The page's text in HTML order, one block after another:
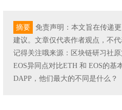
摘要
免责声明：本文旨在传递
建议。文章仅代表作者观点，不
记得关注哦来源：区块链研习社
EOS异同点对比ETH 和 EOS的基
DAPP，他们最大的不同是什么？